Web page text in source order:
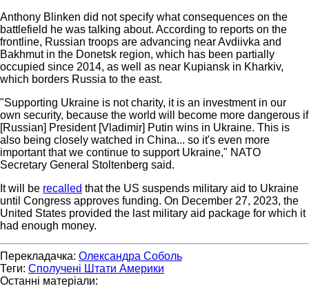
Anthony Blinken did not specify what consequences on the
battlefield he was talking about. According to reports on the
frontline, Russian troops are advancing near Avdiivka and
Bakhmut in the Donetsk region, which has been partially
occupied since 2014, as well as near Kupiansk in Kharkiv,
which borders Russia to the east.
"Supporting Ukraine is not charity, it is an investment in our
own security, because the world will become more dangerous if
[Russian] President [Vladimir] Putin wins in Ukraine. This is
also being closely watched in China... so it's even more
important that we continue to support Ukraine," NATO
Secretary General Stoltenberg said.
It will be recalled that the US suspends military aid to Ukraine
until Congress approves funding. On December 27, 2023, the
United States provided the last military aid package for which it
had enough money.
Перекладачка: Олександра Соболь
Теги: Сполучені Штати Америки
Останні матеріали: